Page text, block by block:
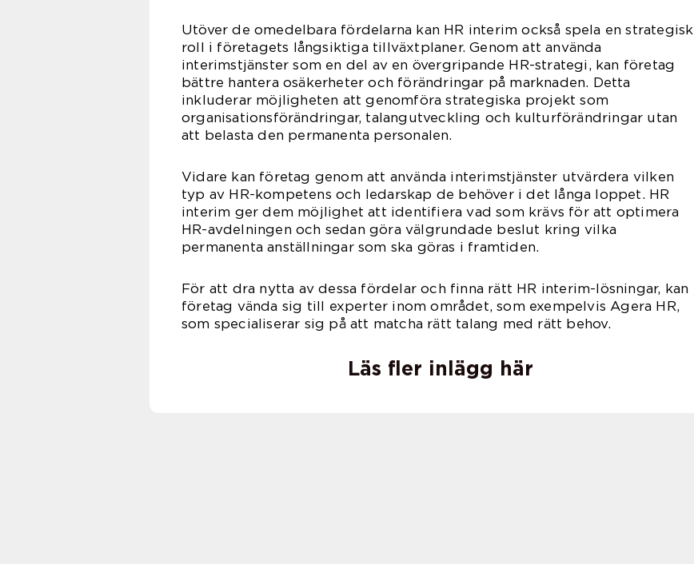
Utöver de omedelbara fördelarna kan HR interim också spela en strategisk
roll i företagets långsiktiga tillväxtplaner. Genom att använda
interimstjänster som en del av en övergripande HR-strategi, kan företag
bättre hantera osäkerheter och förändringar på marknaden. Detta
inkluderar möjligheten att genomföra strategiska projekt som
organisationsförändringar, talangutveckling och kulturförändringar utan
att belasta den permanenta personalen.
Vidare kan företag genom att använda interimstjänster utvärdera vilken
typ av HR-kompetens och ledarskap de behöver i det långa loppet. HR
interim ger dem möjlighet att identifiera vad som krävs för att optimera
HR-avdelningen och sedan göra välgrundade beslut kring vilka
permanenta anställningar som ska göras i framtiden.
För att dra nytta av dessa fördelar och finna rätt HR interim-lösningar, kan
företag vända sig till experter inom området, som exempelvis Agera HR,
som specialiserar sig på att matcha rätt talang med rätt behov.
Läs fler inlägg här